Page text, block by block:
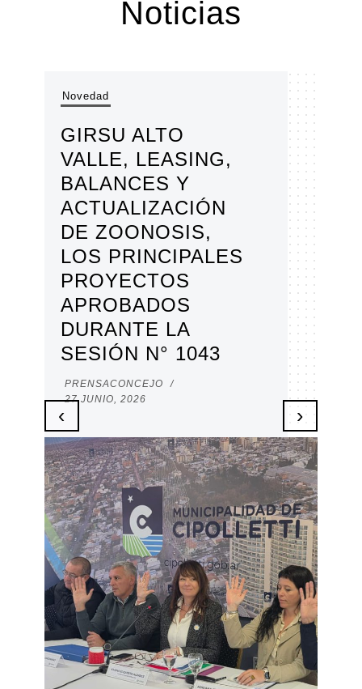
Noticias
Novedad
GIRSU ALTO
VALLE, LEASING,
BALANCES Y
ACTUALIZACIÓN
DE ZOONOSIS,
LOS PRINCIPALES
PROYECTOS
APROBADOS
DURANTE LA
SESIÓN N° 1043
PRENSACONCEJO
/
27 JUNIO, 2026
‹ ›